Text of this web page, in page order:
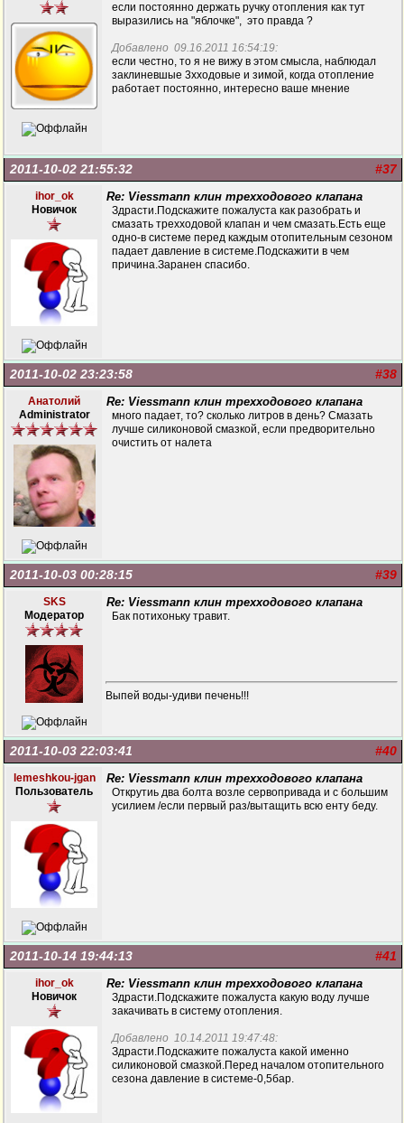
если постоянно держать ручку отопления как тут
выразились на "яблочке", это правда ?
Добавлено 09.16.2011 16:54:19:
если честно, то я не вижу в этом смысла, наблюдал
заклиневшые 3хходовые и зимой, когда отопление
работает постоянно, интересно ваше мнение
#37
2011-10-02 21:55:32
ihor_ok
Новичок
Re: Viessmann клин трехходового клапана
Здрасти.Подскажите пожалуста как разобрать и
смазать трехходовой клапан и чем смазать.Есть еще
одно-в системе перед каждым отопительным сезоном
падает давление в системе.Подскажити в чем
причина.Заранен спасибо.
#38
2011-10-02 23:23:58
Анатолий
Administrator
Re: Viessmann клин трехходового клапана
много падает, то? сколько литров в день? Смазать
лучше силиконовой смазкой, если предворительно
очистить от налета
#39
2011-10-03 00:28:15
SKS
Модератор
Re: Viessmann клин трехходового клапана
Бак потихоньку травит.
Выпей воды-удиви печень!!!
#40
2011-10-03 22:03:41
lemeshkou-jgan
Пользователь
Re: Viessmann клин трехходового клапана
Открутиь два болта возле сервопривада и с большим
усилием /если первый раз/вытащить всю енту беду.
#41
2011-10-14 19:44:13
ihor_ok
Новичок
Re: Viessmann клин трехходового клапана
Здрасти.Подскажите пожалуста какую воду лучше
закачивать в систему отопления.
Добавлено 10.14.2011 19:47:48:
Здрасти.Подскажите пожалуста какой именно
силиконовой смазкой.Перед началом отопительного
сезона давление в системе-0,5бар.